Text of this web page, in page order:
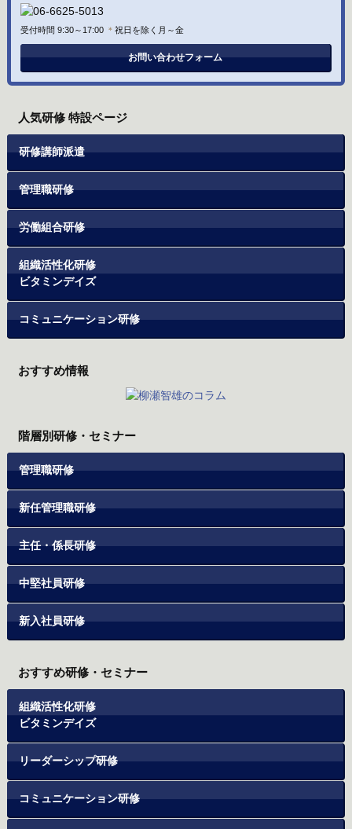
受付時間 9:30～17:00 ＊ 祝日を除く月～金
お問い合わせフォーム
人気研修 特設ページ
研修講師派遣
管理職研修
労働組合研修
組織活性化研修
ビタミンデイズ
コミュニケーション研修
おすすめ情報
階層別研修・セミナー
管理職研修
新任管理職研修
主任・係長研修
中堅社員研修
新入社員研修
おすすめ研修・セミナー
組織活性化研修
ビタミンデイズ
リーダーシップ研修
コミュニケーション研修